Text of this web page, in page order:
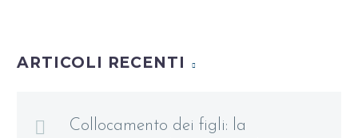
ARTICOLI RECENTI
Collocamento dei figli: la